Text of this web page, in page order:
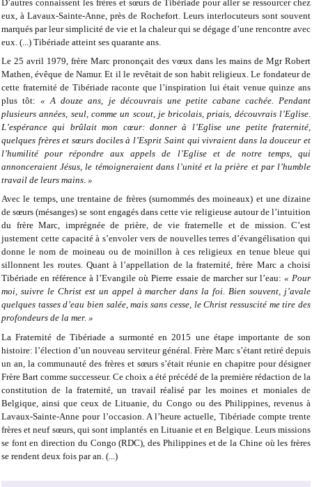
D’autres connaissent les frères et sœurs de Tibériade pour aller se ressourcer chez
eux, à Lavaux-Sainte-Anne, près de Rochefort. Leurs interlocuteurs sont souvent
marqués par leur simplicité de vie et la chaleur qui se dégage d’une rencontre avec
eux. (...) Tibériade atteint ses quarante ans.
Le 25 avril 1979, frère Marc prononçait des vœux dans les mains de Mgr Robert
Mathen, évêque de Namur. Et il le revêtait de son habit religieux. Le fondateur de
cette fraternité de Tibériade raconte que l’inspiration lui était venue quinze ans
plus tôt:« A douze ans, je découvrais une petite cabane cachée. Pendant
plusieurs années, seul, comme un scout, je bricolais, priais, découvrais l’Eglise.
L’espérance qui brûlait mon cœur: donner à l’Eglise une petite fraternité,
quelques frères et sœurs dociles à l’Esprit Saint qui vivraient dans la douceur et
l’humilité pour répondre aux appels de l’Eglise et de notre temps, qui
annonceraient Jésus, le témoigneraient dans l’unité et la prière et par l’humble
travail de leurs mains. »
Avec le temps, une trentaine de frères (surnommés des moineaux) et une dizaine
de sœurs (mésanges) se sont engagés dans cette vie religieuse autour de l’intuition
du frère Marc, imprégnée de prière, de vie fraternelle et de mission. C’est
justement cette capacité à s’envoler vers de nouvelles terres d’évangélisation qui
donne le nom de moineau ou de moinillon à ces religieux en tenue bleue qui
sillonnent les routes. Quant à l’appellation de la fraternité, frère Marc a choisi
Tibériade en référence à l’Evangile où Pierre essaie de marcher sur l’eau: « Pour
moi, suivre le Christ est un appel à marcher dans la foi. Bien souvent, j’avale
quelques tasses d’eau bien salée, mais sans cesse, le Christ ressuscité me tire des
profondeurs de la mer. »
La Fraternité de Tibériade a surmonté en 2015 une étape importante de son
histoire: l’élection d’un nouveau serviteur général. Frère Marc s’étant retiré depuis
un an, la communauté des frères et sœurs s’était réunie en chapitre pour désigner
Frère Bart comme successeur. Ce choix a été précédé de la première rédaction de la
constitution de la fraternité, un travail réalisé par les moines et moniales de
Belgique, ainsi que ceux de Lituanie, du Congo ou des Philippines, revenus à
Lavaux-Sainte-Anne pour l’occasion. A l’heure actuelle, Tibériade compte trente
frères et neuf sœurs, qui sont implantés en Lituanie et en Belgique. Leurs missions
se font en direction du Congo (RDC), des Philippines et de la Chine où les frères
se rendent deux fois par an. (...)